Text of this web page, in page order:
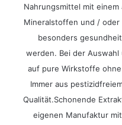
Nahrungsmittel mit
Mineralstoffen und /
besonders
werden. Bei der
auf pure Wirkstoffe
Immer aus
Qualität.Schonende
eigenen Manufaktur